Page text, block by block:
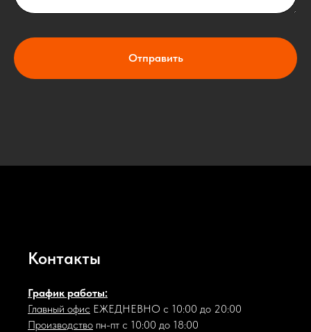
Отправить
Контакты
График работы:
Главный офис ЕЖЕДНЕВНО с 10:00 до 20:00
Производство пн-пт с 10:00 до 18:00